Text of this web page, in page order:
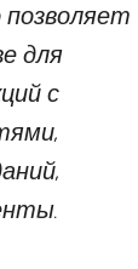
для
с